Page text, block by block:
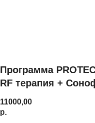
Программа
RF терапия +
11000,00
р.